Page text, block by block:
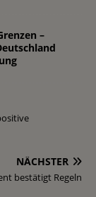
–
NÄCHSTER
bestätigt Regeln